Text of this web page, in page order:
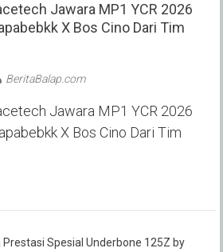
Jawara MP1 YCR 2026
X Bos Cino Dari Tim
BeritaBalap.com
Jawara MP1 YCR 2026
X Bos Cino Dari Tim
Prestasi Spesial Underbone 125Z by